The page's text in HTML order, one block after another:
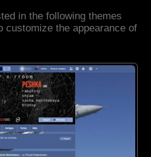
in the following themes
customize the appearance of